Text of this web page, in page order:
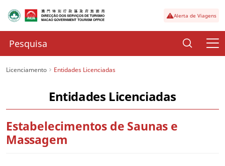
Alerta de Viagens
Licenciamento Entidades Licenciadas
Entidades Licenciadas
Estabelecimentos de Saunas e
Massagem